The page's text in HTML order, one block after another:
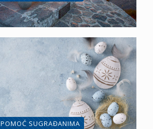
POMOĆ SUGRAĐANIMA